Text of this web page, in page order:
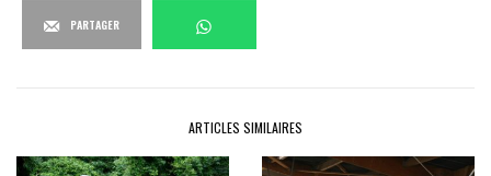
PARTAGER
ARTICLES SIMILAIRES